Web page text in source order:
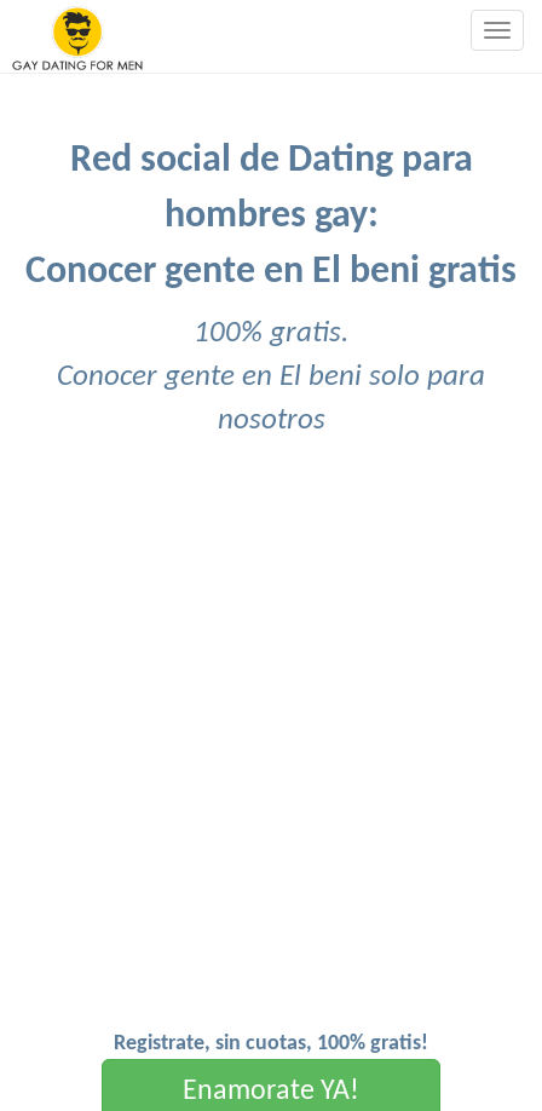
Red social de Dating para
hombres gay:
Conocer gente en El beni gratis
100% gratis.
Conocer gente en El beni solo para
nosotros
Registrate, sin cuotas, 100% gratis!
Enamorate YA!